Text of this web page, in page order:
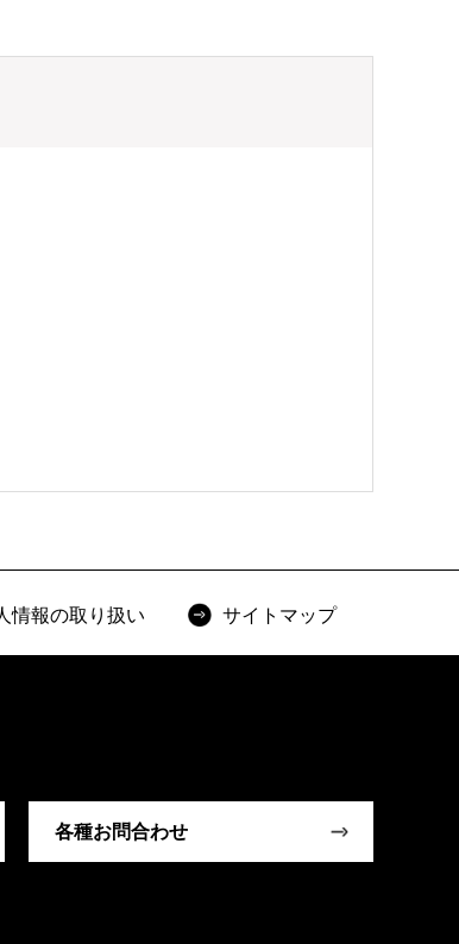
情報の取り扱い サイトマップ
各種お問合わせ